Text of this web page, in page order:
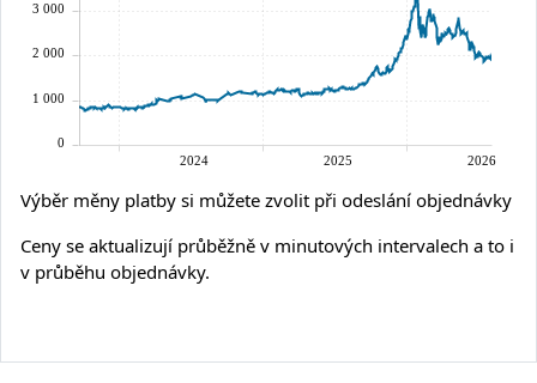
Výběr měny platby si můžete zvolit při odeslání objednávky
Ceny se aktualizují průběžně v minutových intervalech a to i
v průběhu objednávky.